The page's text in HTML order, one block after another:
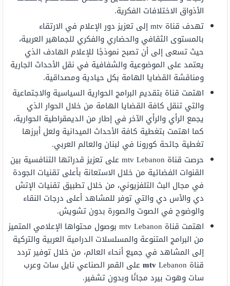
الأذواق الاختلافات الفكرية.
تهدف قناة mtv إلى تعزيز دور الإعلام في الارتقاء
بالمستوى الثقافي والحضاري والفكري للجماهير العربية،
حيث تسعى إلى أن تصبح نموذجًا للإعلام الهادف الذي
يعتمد على الموضوعية والشفافية في نقل الأحداث الجارية
ومناقشة القضايا الهامة بكل حيادية ومصداقية.
اهتمت قناة بتقديم البرامج الحوارية السياسية والاجتماعية
والتي تنقل كافة القضايا الهامة من خلال الحوار الذي
يجمع الرأي والرأي الآخر في إطار من الديمقراطية الحوارية،
كما اهتمت بتغطية كافة الأحداث الميدانية ولعل أبرزها
تغطية جائحة كورونا في لبنان والعالم العربي.
حرصت قناة mtv Lebanon على تعزيز قدراتها التنافسية بين
القنوات الفضائية من خلال الاستعانة بأعلى تقنيات الجودة
في مجال البث التلفزيوني، من خلال تطبيق تقنيات الإتش
دي والأس دي والتي توفر للمشاهد أعلى درجات النقاء
والوضوح في الصوت والصورة بدون تشويش.
اهتمت قناة mtv Lebanon بوصول محتواها الإعلامي المتميز
من البرامج المتنوعة والمسلسلات الدرامية العربية والتركية
إلى المشاهد في جميع أنحاء العالم، من خلال توفير تردد
قناة
mtv Lebanon على القمر الصناعي نايل سات وعرب
سات وهوت بيرد مجانًا وبدون تشفير.